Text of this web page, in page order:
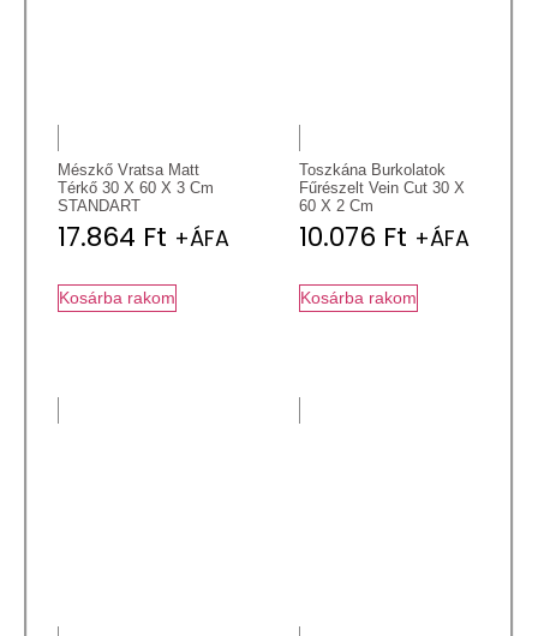
Mészkő Vratsa Matt
Térkő 30 X 60 X 3 Cm
STANDART
17.864 Ft +ÁFA
Kosárba rakom
Toszkána Burkolatok
Fűrészelt Vein Cut 30 X
60 X 2 Cm
10.076 Ft +ÁFA
Kosárba rakom